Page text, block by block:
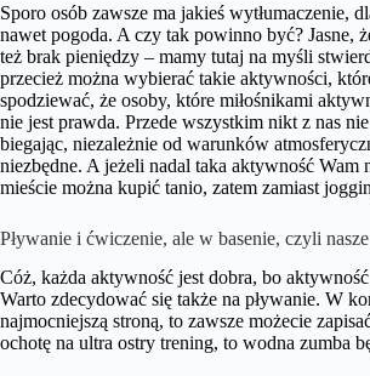
Sporo osób zawsze ma jakieś wytłumaczenie,
nawet pogoda. A czy tak powinno być? Jasne,
też brak pieniędzy – mamy tutaj na myśli
przecież można wybierać takie aktywności,
spodziewać, że osoby, które miłośnikami
nie jest prawda. Przede wszystkim nikt z nas
biegając, niezależnie od warunków
niezbędne. A jeżeli nadal taka aktywność
mieście można kupić tanio, zatem zamiast
Pływanie i ćwiczenie, ale w basenie, czyli
Cóż, każda aktywność jest dobra, bo
Warto zdecydować się także na pływanie. W
najmocniejszą stroną, to zawsze możecie
ochotę na ultra ostry trening, to wodna zumba